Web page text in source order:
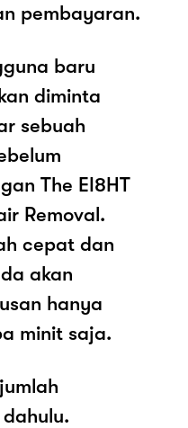
pembayaran.
baru
diminta
sebuah
The EI8HT
Removal.
cepat dan
akan
hanya
minit saja.